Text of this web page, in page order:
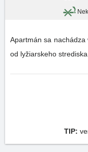
Apartmán sa
od lyžiarskeho strediska.
TIP: